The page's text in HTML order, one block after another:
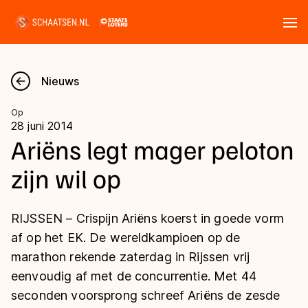
Nieuws
Kalender
Disciplines
Langebaan
Shorttrack
Inlineskaten
Uitslagen
Langebaan
Shorttrack
Marathon
Tijden & historie
Ranglijsten Langebaan
Nieuws
Op
28 juni 2014
Ariëns legt mager peloton
zijn wil op
RIJSSEN – Crispijn Ariëns koerst in goede vorm
af op het EK. De wereldkampioen op de
marathon rekende zaterdag in Rijssen vrij
eenvoudig af met de concurrentie. Met 44
seconden voorsprong schreef Ariëns de zesde